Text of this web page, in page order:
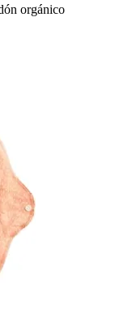
orgánico